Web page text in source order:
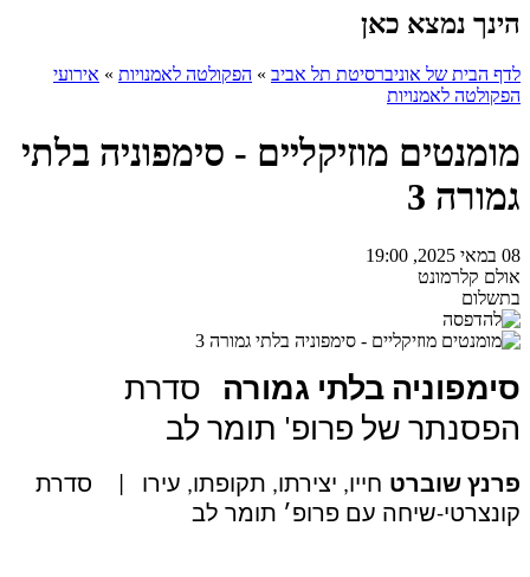
הינך נמצא כאן
לדף הבית של אוניברסיטת תל אביב » הפקולטה לאמנויות » אירועי
הפקולטה לאמנויות
מומנטים מוזיקליים - סימפוניה בלתי
גמורה 3
08 במאי 2025, 19:00
אולם קלרמונט
בתשלום
סימפוניה בלתי גמורה סדרת
הפסנתר של פרופ' תומר לב
פרנץ שוברט חייו, יצירתו, תקופתו, עירו
| סדרת
קונצרטי-שיחה עם פרופ׳ תומר לב